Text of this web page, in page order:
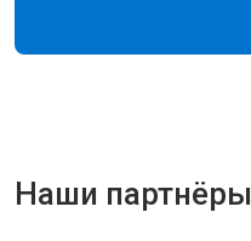
Наши партнёры